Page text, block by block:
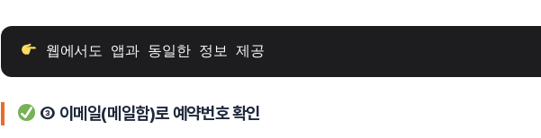
웹에서도 앱과 동일한 정보 제공
③ 이메일(메일함)로 예약번호 확인